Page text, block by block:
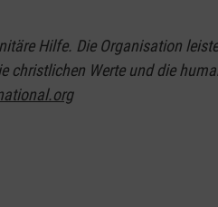
Hilfe. Die Organisation
Werte und die